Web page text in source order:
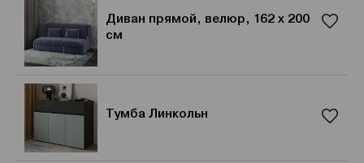
Диван прямой, велюр, 162 x 200
см
Тумба Линкольн